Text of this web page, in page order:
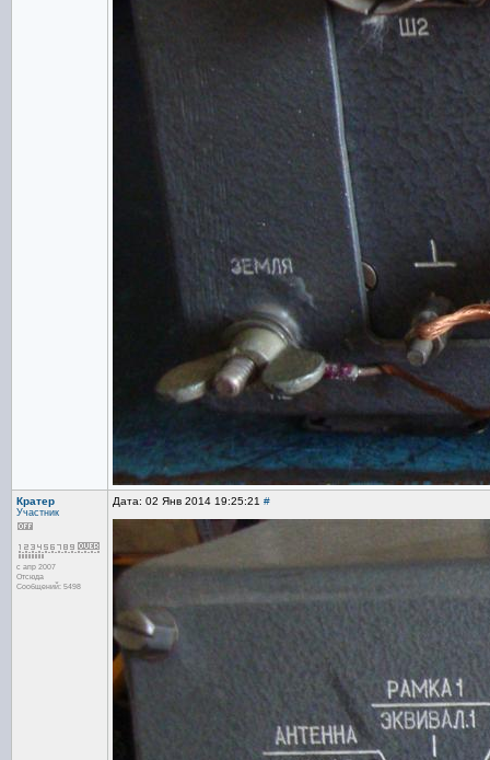
Кратер
Участник
с апр 2007
Отсюда
Сообщений: 5498
Дата: 02 Янв 2014 19:25:21 #